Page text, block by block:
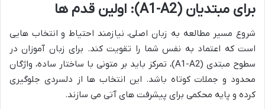
برای مبتدیان (A1-A2): اولین قدم ها
شروع مسیر مطالعه به زبان اصلی، نیازمند احتیاط و انتخاب هایی
است که اعتماد به نفس شما را تقویت کند. برای زبان آموزان در
سطوح مبتدی (A1-A2)، تمرکز باید بر متونی با ساختار ساده، واژگان
محدود و جملات کوتاه باشد. این انتخاب ها از دلسردی جلوگیری
کرده و پایه محکمی برای پیشرفت های آتی می سازند.